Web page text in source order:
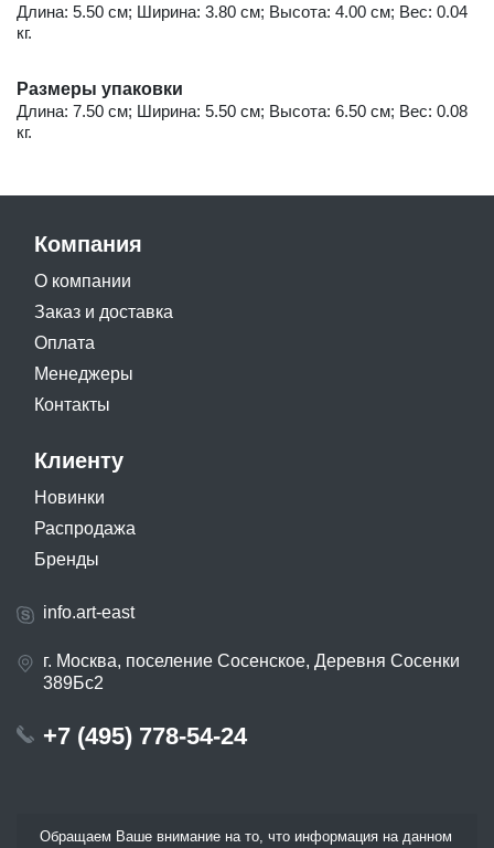
Длина: 5.50 см; Ширина: 3.80 см; Высота: 4.00 см; Вес: 0.04
кг.
Размеры упаковки
Длина: 7.50 см; Ширина: 5.50 см; Высота: 6.50 см; Вес: 0.08
кг.
Компания
О компании
Заказ и доставка
Оплата
Менеджеры
Контакты
Клиенту
Новинки
Распродажа
Бренды
info.art-east
г. Москва, поселение Сосенское, Деревня Сосенки
389Бс2
+7 (495) 778-54-24
Обращаем Ваше внимание на то, что информация на данном